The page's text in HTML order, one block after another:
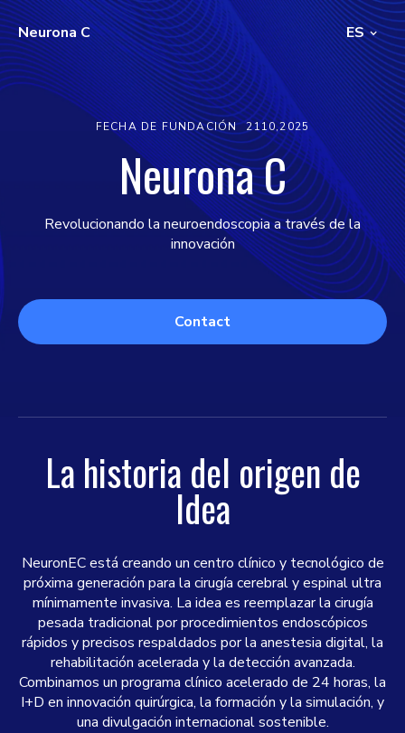
Neurona C ES
FECHA DE FUNDACIÓN 2110,2025
Neurona C
Revolucionando la neuroendoscopia a través de la
innovación
Contact
La historia del origen de
Idea
NeuronEC está creando un centro clínico y tecnológico de
próxima generación para la cirugía cerebral y espinal ultra
mínimamente invasiva. La idea es reemplazar la cirugía
pesada tradicional por procedimientos endoscópicos
rápidos y precisos respaldados por la anestesia digital, la
rehabilitación acelerada y la detección avanzada.
Combinamos un programa clínico acelerado de 24 horas, la
I+D en innovación quirúrgica, la formación y la simulación, y
una divulgación internacional sostenible.